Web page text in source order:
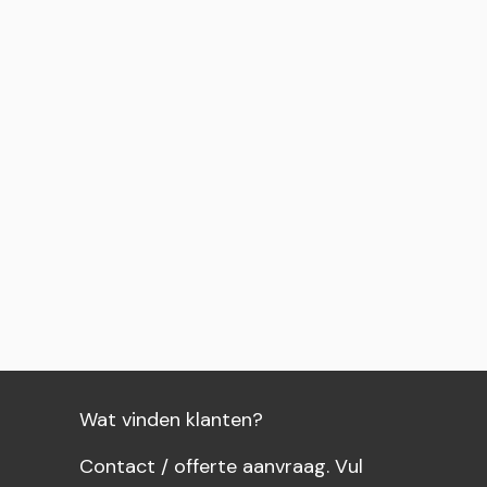
Wat vinden klanten?
Contact / offerte aanvraag. Vul